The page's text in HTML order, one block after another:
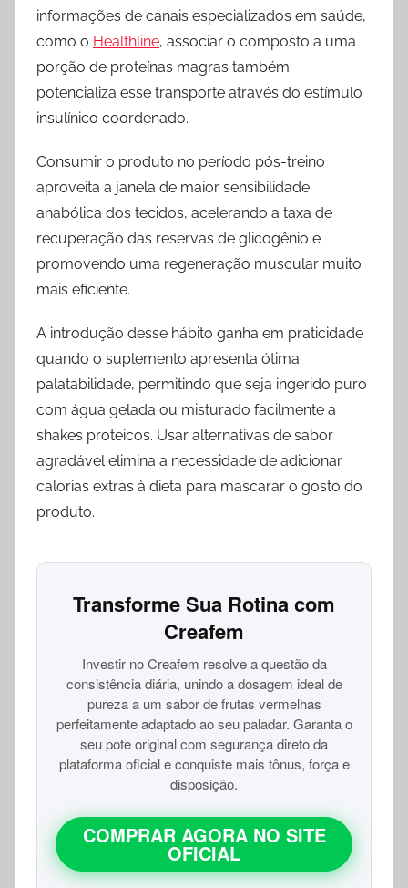
informações de canais especializados em saúde,
como o Healthline, associar o composto a uma
porção de proteínas magras também
potencializa esse transporte através do estímulo
insulínico coordenado.
Consumir o produto no período pós-treino
aproveita a janela de maior sensibilidade
anabólica dos tecidos, acelerando a taxa de
recuperação das reservas de glicogênio e
promovendo uma regeneração muscular muito
mais eficiente.
A introdução desse hábito ganha em praticidade
quando o suplemento apresenta ótima
palatabilidade, permitindo que seja ingerido puro
com água gelada ou misturado facilmente a
shakes proteicos. Usar alternativas de sabor
agradável elimina a necessidade de adicionar
calorias extras à dieta para mascarar o gosto do
produto.
Transforme Sua Rotina com
Creafem
Investir no Creafem resolve a questão da
consistência diária, unindo a dosagem ideal de
pureza a um sabor de frutas vermelhas
perfeitamente adaptado ao seu paladar. Garanta o
seu pote original com segurança direto da
plataforma oficial e conquiste mais tônus, força e
disposição.
COMPRAR AGORA NO SITE
OFICIAL